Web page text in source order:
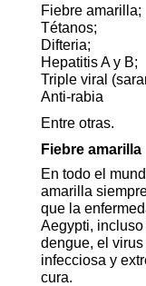
Fiebre amarilla;
Tétanos;
Difteria;
Hepatitis A y B;
Triple viral
Anti-rabia
Entre otras.
Fiebre amarilla
En todo el
amarilla
que la
Aegypti, incluso
dengue, el
infecciosa y
cura.